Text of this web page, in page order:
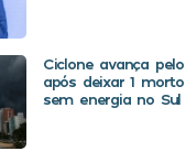
Ciclone avança
após deixar 1
sem energia no Sul